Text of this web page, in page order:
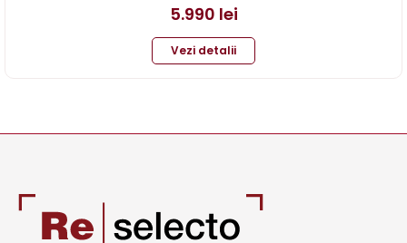
5.990 lei
Vezi detalii